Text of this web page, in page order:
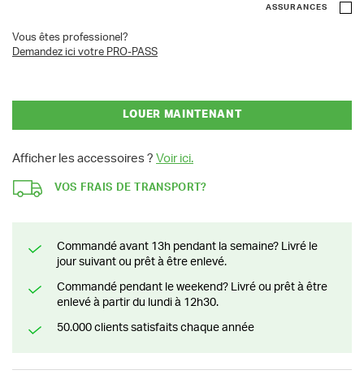
ASSURANCES
Vous êtes professionel?
Demandez ici votre PRO-PASS
LOUER MAINTENANT
Afficher les accessoires ? Voir ici.
VOS FRAIS DE TRANSPORT?
Commandé avant 13h pendant la semaine? Livré le
jour suivant ou prêt à être enlevé.
Commandé pendant le weekend? Livré ou prêt à être
enlevé à partir du lundi à 12h30.
50.000 clients satisfaits chaque année